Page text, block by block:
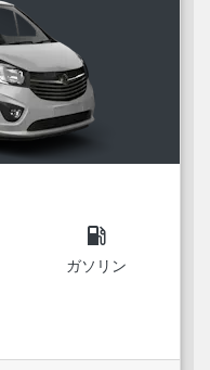
local_gas_station
ガソリン